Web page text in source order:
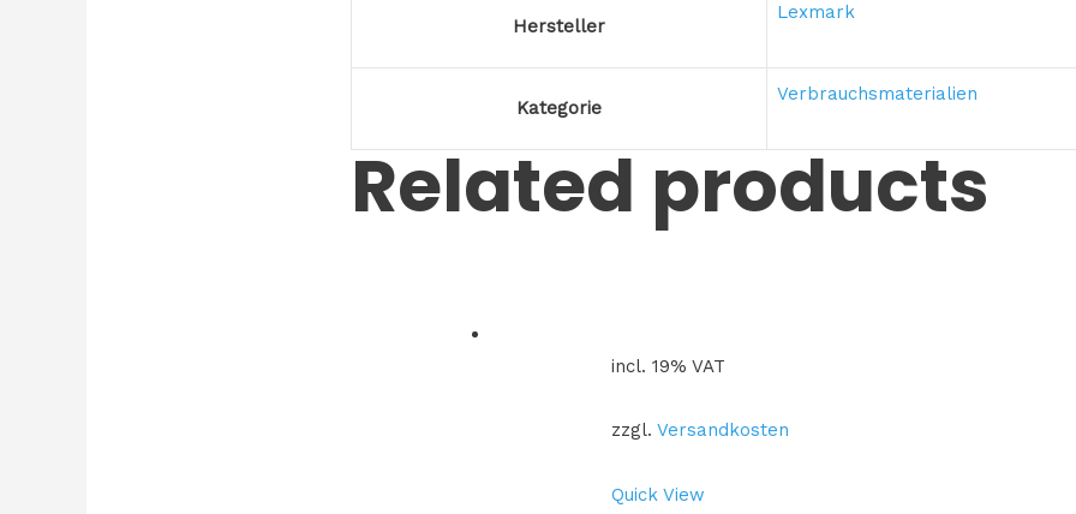
Hersteller
Lexmark
Kategorie
Verbrauchsmaterialien
Related products
incl. 19% VAT
zzgl. Versandkosten
Quick View